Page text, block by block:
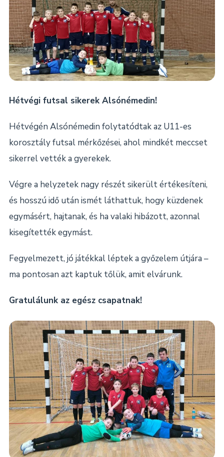
Hétvégi futsal sikerek Alsónémedin!
Hétvégén Alsónémedin folytatódtak az U11-es
korosztály futsal mérkőzései, ahol mindkét meccset
sikerrel vették a gyerekek.
Végre a helyzetek nagy részét sikerült értékesíteni,
és hosszú idő után ismét láthattuk, hogy küzdenek
egymásért, hajtanak, és ha valaki hibázott, azonnal
kisegítették egymást.
Fegyelmezett, jó játékkal léptek a győzelem útjára –
ma pontosan azt kaptuk tőlük, amit elvárunk.
Gratulálunk az egész csapatnak!